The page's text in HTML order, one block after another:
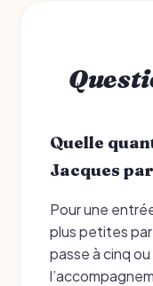
Quelle
Jacques
Pour une
plus petites
passe à cinq